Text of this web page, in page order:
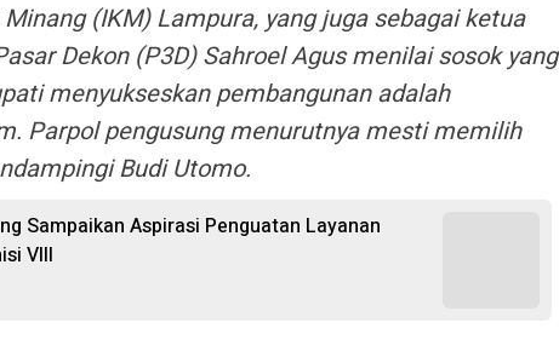
(IKM) Lampura, yang juga sebagai ketua
Dekon (P3D) Sahroel Agus menilai sosok yang
menyukseskan pembangunan adalah
Parpol pengusung menurutnya mesti memilih
Budi Utomo.
Sampaikan Aspirasi Penguatan Layanan
VIII